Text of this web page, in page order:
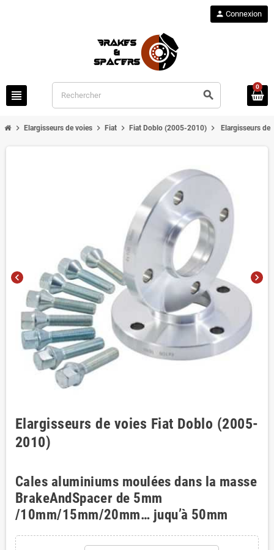
view_headline search
person Connexion
0
chevron_right Elargisseurs de voies chevron_right Fiat chevron_right Fiat Doblo (2005-2010) chevron_right Elargisseurs
chevron_left chevron_right
Elargisseurs de voies Fiat Doblo (2005-
2010)
Cales aluminiums moulées dans la masse
BrakeAndSpacer de 5mm
/10mm/15mm/20mm… juqu’à 50mm